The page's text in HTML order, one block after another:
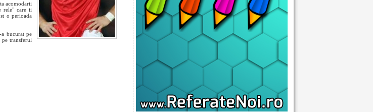
acomodarii
rele" care ii
o perioada
bucurat pe
transferul